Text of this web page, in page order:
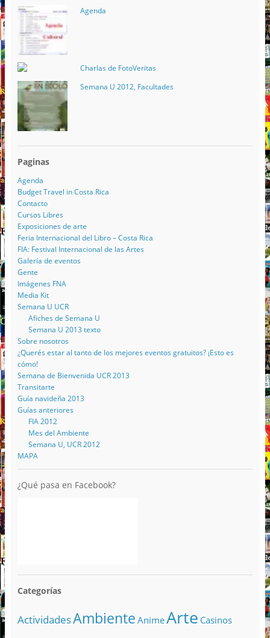
Agenda
Charlas de FotoVeritas
Semana U 2012, Facultades
Paginas
Agenda
Budget Travel in Costa Rica
Contacto
Cursos Libres
Exposiciones de arte
Feria Internacional del Libro – Costa Rica
FIA: Festival Internacional de las Artes
Galería de eventos
Gente
Imágenes FNA
Media Kit
Semana U UCR
Afiches de Semana U
Semana U 2013 texto
Sobre nosotros
¿Querés estar al tanto de los mejores eventos gratuitos? ¡Esto es
cómo!
Semana de Bienvenida UCR 2013
Transitarte
Guía navideña 2013
Guías anteriores
FIA 2012
Mes del Ambiente
Semana U, UCR 2012
MAPA
¿Qué pasa en Facebook?
Categorías
ActividadesAmbiente AnimeArte Casinos